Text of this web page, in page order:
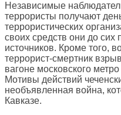
Независимые
террористы получают
террористических
своих средств они до сих
источников. Кроме того,
террорист-смертник
вагоне московского
Мотивы действий
необъявленная война,
Кавказе.